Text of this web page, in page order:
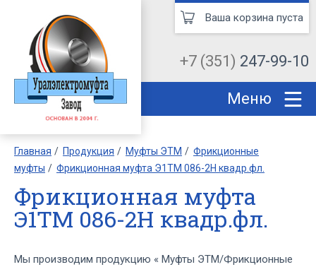
+7 (351) 247-99-10
Ваша корзина пуста
Меню
Главная Продукция Муфты ЭТМ
Фрикционные
муфты
Фрикционная муфта Э1ТМ 086-2Н квадр.фл.
Фрикционная муфта
Э1ТМ 086-2Н квадр.фл.
Мы производим продукцию « Муфты ЭТМ/Фрикционные